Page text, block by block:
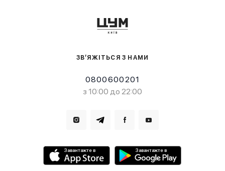
ЗВ’ЯЖІТЬСЯ З НАМИ
0800600201
з 10:00 до 22:00
Завантажте в Завантажте в